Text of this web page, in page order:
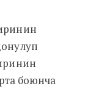
боюнча